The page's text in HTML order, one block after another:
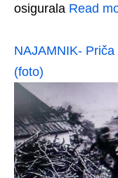
osigurala Read
NAJAMNIK-
(foto)